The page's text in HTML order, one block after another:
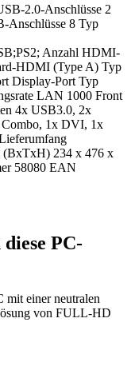
2.0-Anschlüsse 2
Anschlüsse 8 Typ
Anzahl HDMI-
HDMI (Type A) Typ
Display-Port Typ
LAN 1000 Front
4x USB3.0, 2x
1x DVI, 1x
(BxTxH) 234 x 476 x
58080 EAN
PC-
mit einer neutralen
von FULL-HD